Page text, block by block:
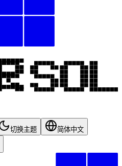
切换主题 简体中文